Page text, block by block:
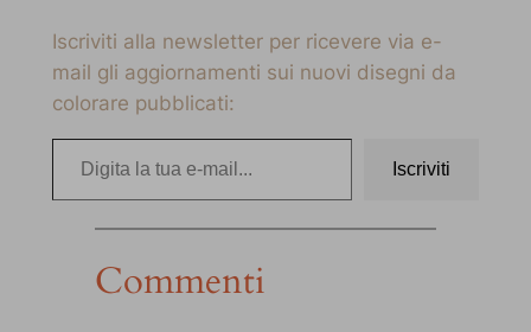
Iscriviti alla newsletter per ricevere via e-
mail gli aggiornamenti sui nuovi disegni da
colorare pubblicati:
Digita la tua e-mail…
Iscriviti
Commenti